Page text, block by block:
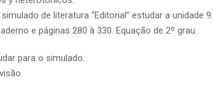
de literatura “Editorial” estudar a unidade 9.
e páginas 280 à 330. Equação de 2º grau.
para o simulado.